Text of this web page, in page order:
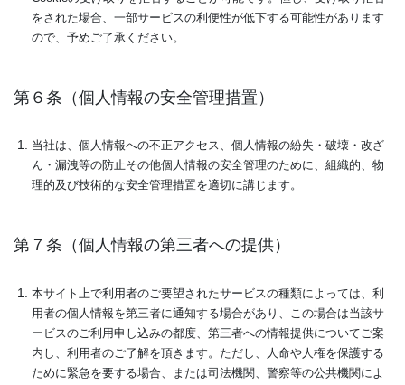
をされた場合、一部サービスの利便性が低下する可能性があります
ので、予めご了承ください。
第６条（個人情報の安全管理措置）
当社は、個人情報への不正アクセス、個人情報の紛失・破壊・改ざ
ん・漏洩等の防止その他個人情報の安全管理のために、組織的、物
理的及び技術的な安全管理措置を適切に講じます。
第７条（個人情報の第三者への提供）
本サイト上で利用者のご要望されたサービスの種類によっては、利
用者の個人情報を第三者に通知する場合があり、この場合は当該サ
ービスのご利用申し込みの都度、第三者への情報提供についてご案
内し、利用者のご了解を頂きます。ただし、人命や人権を保護する
ために緊急を要する場合、または司法機関、警察等の公共機関によ